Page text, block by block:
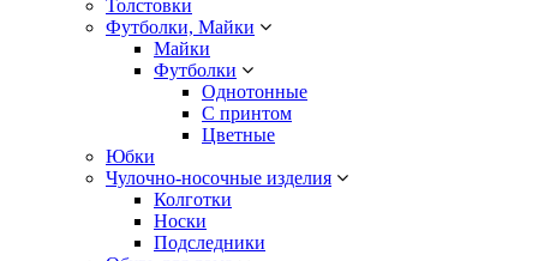
Толстовки
Футболки, Майки
Майки
Футболки
Однотонные
С принтом
Цветные
Юбки
Чулочно-носочные изделия
Колготки
Носки
Подследники